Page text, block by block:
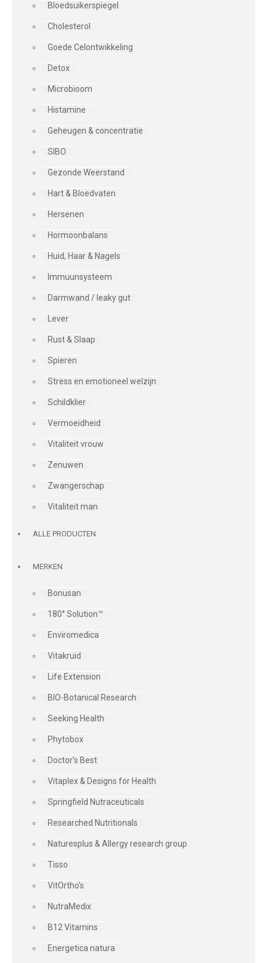
Bloedsuikerspiegel
Cholesterol
Goede Celontwikkeling
Detox
Microbioom
Histamine
Geheugen & concentratie
SIBO
Gezonde Weerstand
Hart & Bloedvaten
Hersenen
Hormoonbalans
Huid, Haar & Nagels
Immuunsysteem
Darmwand / leaky gut
Lever
Rust & Slaap
Spieren
Stress en emotioneel welzijn
Schildklier
Vermoeidheid
Vitaliteit vrouw
Zenuwen
Zwangerschap
Vitaliteit man
ALLE PRODUCTEN
MERKEN
Bonusan
180° Solution™
Enviromedica
Vitakruid
Life Extension
BIO-Botanical Research
Seeking Health
Phytobox
Doctor's Best
Vitaplex & Designs for Health
Springfield Nutraceuticals
Researched Nutritionals
Naturesplus & Allergy research group
Tisso
VitOrtho's
NutraMedix
B12 Vitamins
Energetica natura